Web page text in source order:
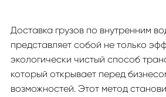
Доставка грузов по внутренним
представляет собой не только
экологически чистый способ
который открывает перед
возможностей. Этот метод